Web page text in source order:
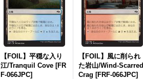
【FOIL】平穏な入り
江/Tranquil Cove [FR
F-066JPC]
【FOIL】風に削られ
た岩山/Wind-Scarred
Crag [FRF-066JPC]